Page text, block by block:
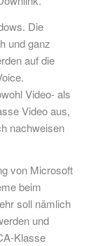
Die
und ganz
auf die
Video- als
Video aus,
nachweisen
von Microsoft
beim
soll nämlich
und
Klasse